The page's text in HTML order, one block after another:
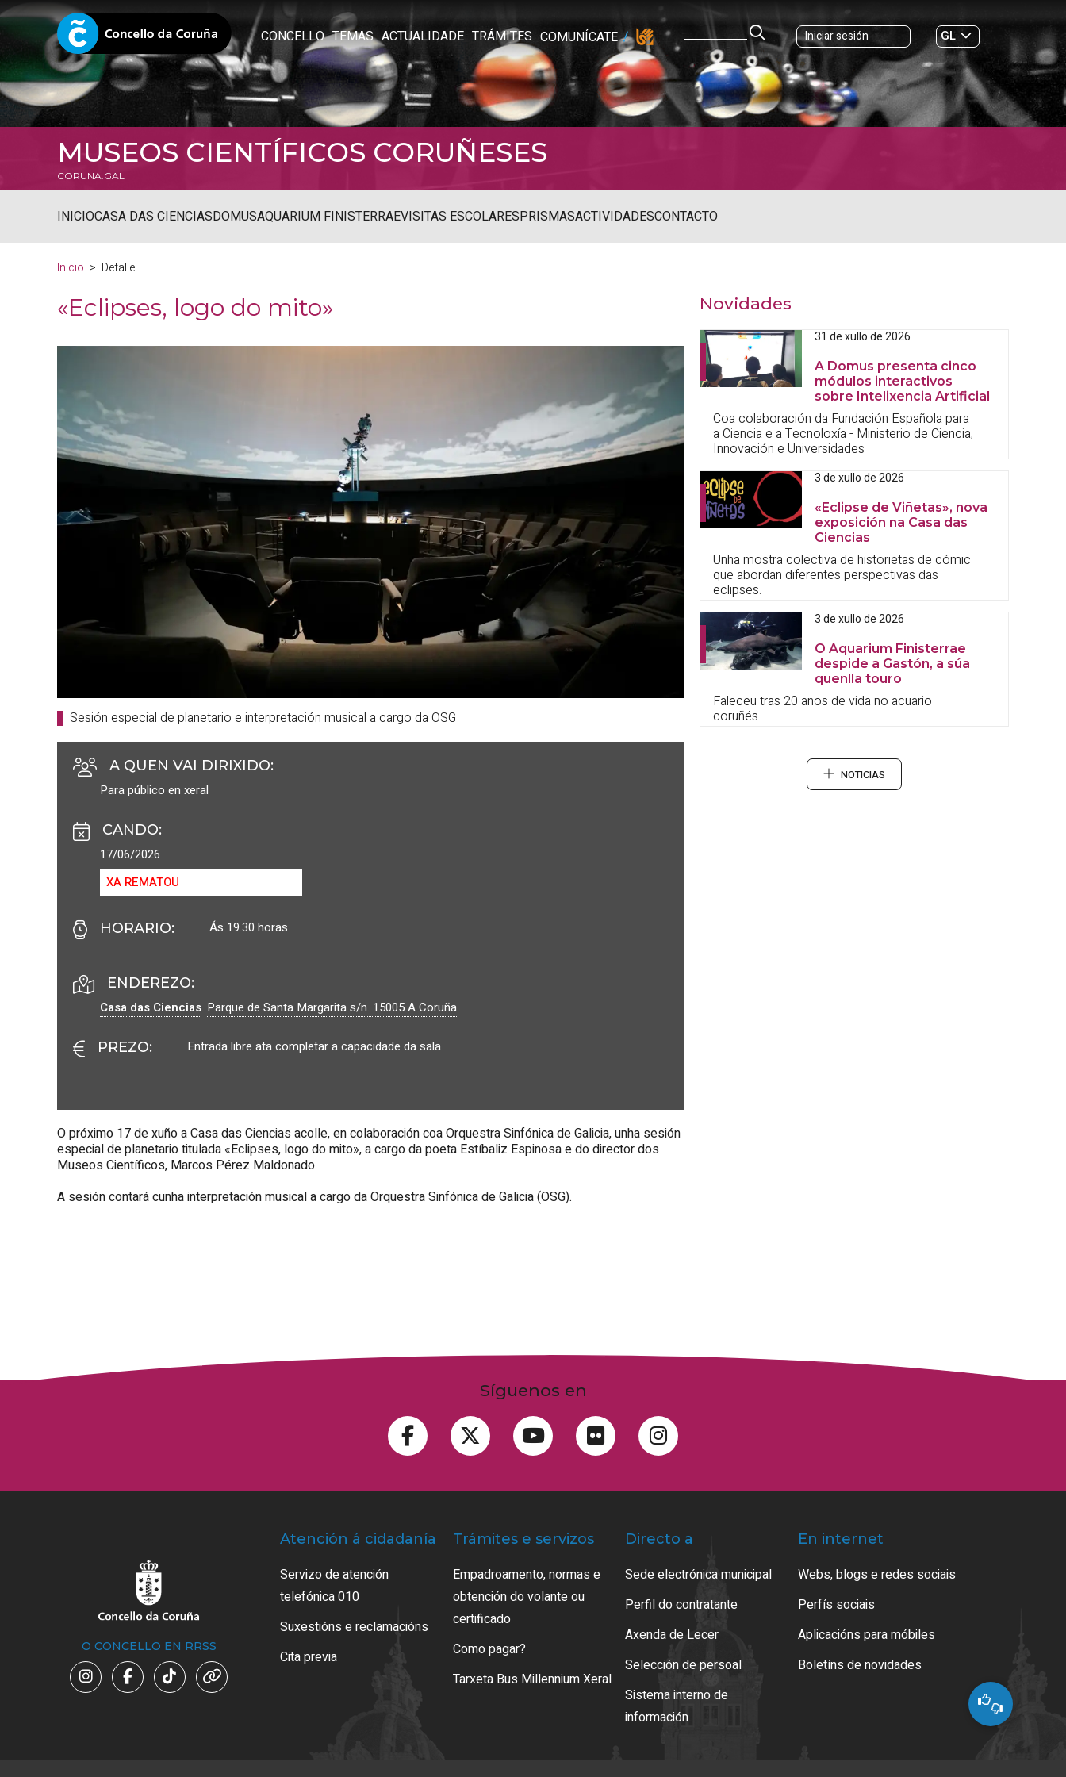
CONCELLO TEMAS ACTUALIDADE TRÁMITES COMUNÍCATE Iniciar sesión
GL
ES|
MUSEOS CIENTÍFICOS CORUÑESES
CORUNA.GAL
INICIOCASA DAS CIENCIASDOMUSAQUARIUM FINISTERRAEVISITAS ESCOLARESPRISMASACTIVIDADESCONTACTO
Inicio Detalle
«Eclipses, logo do mito»
Sesión especial de planetario e interpretación musical a cargo da OSG
A QUEN VAI DIRIXIDO:
Para público en xeral
CANDO:
17/06/2026
XA REMATOU
HORARIO: Ás 19.30 horas
ENDEREZO:
Casa das Ciencias. Parque de Santa Margarita s/n. 15005A Coruña
PREZO: Entrada libre ata completar a capacidade da sala
O próximo 17 de xuño a Casa das Ciencias acolle, en colaboración coa Orquestra Sinfónica de Galicia, unha sesión
especial de planetario titulada «Eclipses, logo do mito», a cargo da poeta Estíbaliz Espinosa e do director dos
Museos Científicos, Marcos Pérez Maldonado.
A sesión contará cunha interpretación musical a cargo da Orquestra Sinfónica de Galicia (OSG).
Novidades
31 de xullo de 2026
A Domus presenta cinco
módulos interactivos
sobre Intelixencia Artificial
Coa colaboración da Fundación Española para
a Ciencia e a Tecnoloxía - Ministerio de Ciencia,
Innovación e Universidades
3 de xullo de 2026
«Eclipse de Viñetas», nova
exposición na Casa das
Ciencias
Unha mostra colectiva de historietas de cómic
que abordan diferentes perspectivas das
eclipses.
3 de xullo de 2026
O Aquarium Finisterrae
despide a Gastón, a súa
quenlla touro
Faleceu tras 20 anos de vida no acuario
coruñés
NOTICIAS
Síguenos en
O CONCELLO EN RRSS
Atención á cidadanía
Servizo de atención
telefónica 010
Suxestións e reclamacións
Cita previa
Trámites e servizos
Empadroamento, normas e
obtención do volante ou
certificado
Como pagar?
Tarxeta Bus Millennium Xeral
Directo a
Sede electrónica municipal
Perfil do contratante
Axenda de Lecer
Selección de persoal
Sistema interno de
información
En internet
Webs, blogs e redes sociais
Perfís sociais
Aplicacións para móbiles
Boletíns de novidades